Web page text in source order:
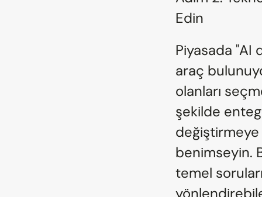
Edin
Piyasada "AI
araç
olanları
şekilde
değiştirmeye
benimseyin.
temel